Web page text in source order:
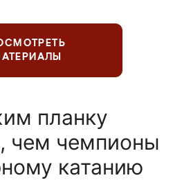
планку
чем чемпионы
катанию